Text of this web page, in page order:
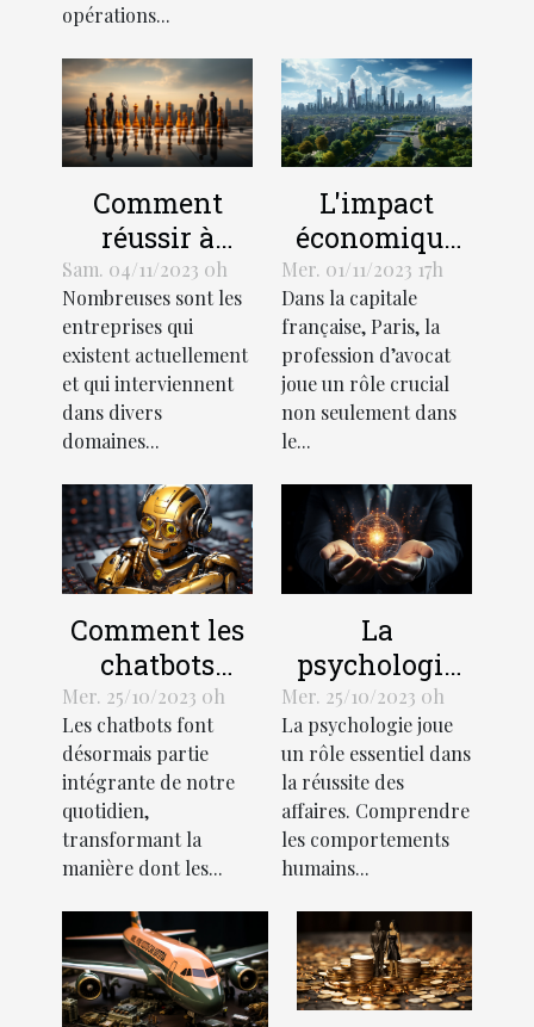
opérations...
Comment
réussir à
démarquer
votre
entreprise de
la
concurrence ?
Sam. 04/11/2023 0h
Nombreuses sont les
entreprises qui
existent actuellement
et qui interviennent
dans divers
domaines...
L'impact
économique
de la
profession
d'avocat à
Paris
Mer. 01/11/2023 17h
Dans la capitale
française, Paris, la
profession d’avocat
joue un rôle crucial
non seulement dans
le...
Comment les
chatbots
transforment-
ils
l'économie?
Mer. 25/10/2023 0h
Les chatbots font
désormais partie
intégrante de notre
quotidien,
transformant la
manière dont les...
La
psychologie
de l'efficacité
en affaires
Mer. 25/10/2023 0h
La psychologie joue
un rôle essentiel dans
la réussite des
affaires. Comprendre
les comportements
humains...